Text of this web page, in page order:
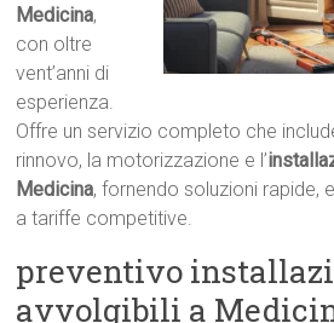
Medicina,
con oltre
vent’anni di
esperienza.
Offre un servizio completo che
rinnovo, la motorizzazione e l’
Medicina, fornendo soluzioni rapide,
a tariffe competitive.
preventivo
avvolgibili a